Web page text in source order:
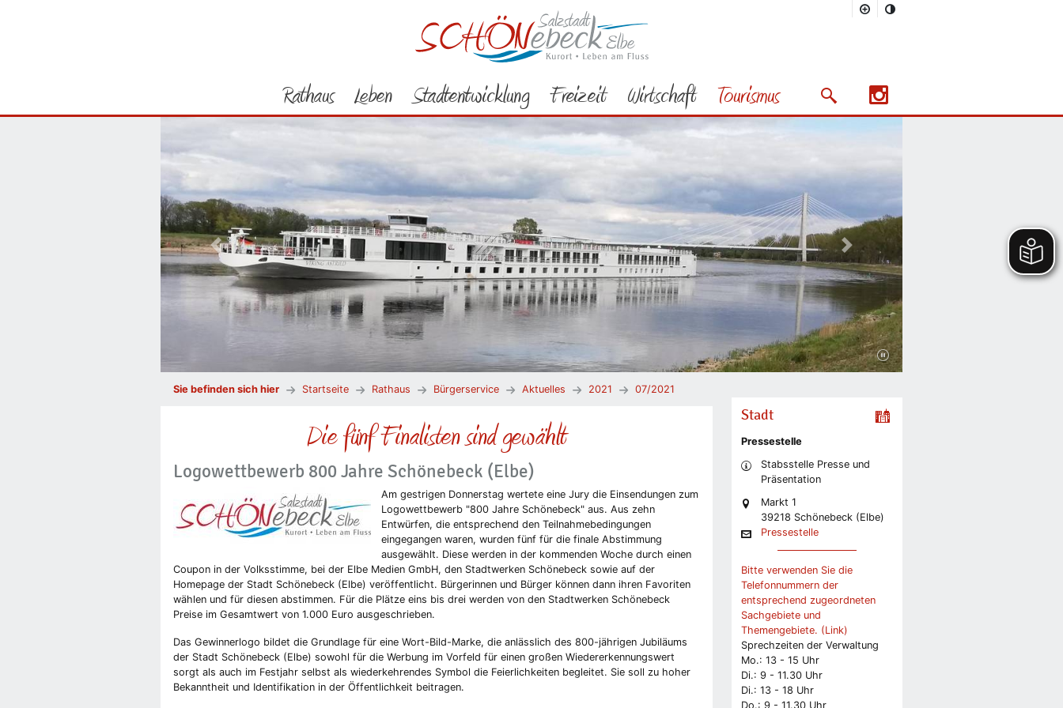
Rathaus Leben Stadtentwicklung Freizeit Wirtschaft Tourismus Suchmaske öffnen/schließen
Vorheriges Bild Nächstes Bild
Sie befinden sich hier Startseite Rathaus Bürgerservice Aktuelles 2021 07/2021
Die fünf Finalisten sind gewählt
Logowettbewerb 800 Jahre Schönebeck (Elbe)
Am gestrigen Donnerstag wertete eine Jury die Einsendungen zum
Logowettbewerb "800 Jahre Schönebeck" aus. Aus zehn
Entwürfen, die entsprechend den Teilnahmebedingungen
eingegangen waren, wurden fünf für die finale Abstimmung
ausgewählt. Diese werden in der kommenden Woche durch einen
Coupon in der Volksstimme, bei der Elbe Medien GmbH, den Stadtwerken Schönebeck sowie auf der
Homepage der Stadt Schönebeck (Elbe) veröffentlicht. Bürgerinnen und Bürger können dann ihren Favoriten
wählen und für diesen abstimmen. Für die Plätze eins bis drei werden von den Stadtwerken Schönebeck
Preise im Gesamtwert von 1.000 Euro ausgeschrieben.
Das Gewinnerlogo bildet die Grundlage für eine Wort-Bild-Marke, die anlässlich des 800-jährigen Jubiläums
der Stadt Schönebeck (Elbe) sowohl für die Werbung im Vorfeld für einen großen Wiedererkennungswert
sorgt als auch im Festjahr selbst als wiederkehrendes Symbol die Feierlichkeiten begleitet. Sie soll zu hoher
Bekanntheit und Identifikation in der Öffentlichkeit beitragen.
Stadt
Pressestelle
Stabsstelle Presse und
Präsentation
Markt 1
39218 Schönebeck (Elbe)
Pressestelle
Bitte verwenden Sie die
Telefonnummern der
entsprechend zugeordneten
Sachgebiete und
Themengebiete. (Link)
Sprechzeiten der Verwaltung
Mo.: 13 - 15 Uhr
Di.: 9 - 11.30 Uhr
Di.: 13 - 18 Uhr
Do.: 9 - 11.30 Uhr